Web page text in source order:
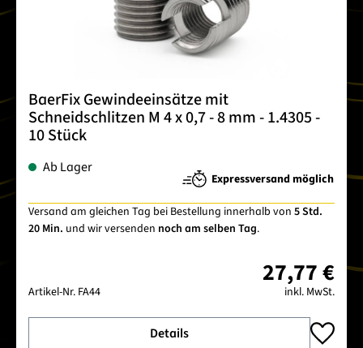
BaerFix Gewindeeinsätze mit
Schneidschlitzen M 4 x 0,7 - 8 mm - 1.4305 -
10 Stück
Ab Lager
Expressversand möglich
Versand am gleichen Tag bei Bestellung innerhalb von 5 Std.
20 Min. und wir versenden noch am selben Tag.
Artikel-Nr. FA44
27,77 €
inkl. MwSt.
Details